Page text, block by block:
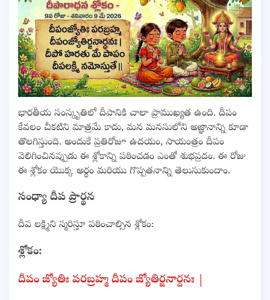
భారతీయ సంస్కృతిలో దీపానికి చాలా ప్రాముఖ్యత ఉంది. దీపం
కేవలం చీకటిని మాత్రమే కాదు, మన మనసులోని అజ్ఞానాన్ని కూడా
తొలగిస్తుంది. అందుకే ప్రతిరోజూ ఉదయం, సాయంత్రం దీపం
వెలిగించినప్పుడు ఈ శ్లోకాన్ని పఠించడం ఎంతో శుభప్రదం. ఈ రోజు
ఈ శ్లోకం యొక్క అర్థం మరియు గొప్పతనాన్ని తెలుసుకుందాం.
సంధ్యా దీప ప్రార్థన
దీప లక్ష్మిని స్మరిస్తూ పఠించాల్సిన శ్లోకం:
శ్లోకం:
దీపం జ్యోతిః పరబ్రహ్మ దీపం జ్యోతిర్జనార్దనః |